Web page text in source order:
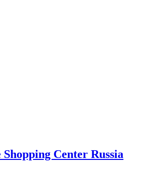
Center Russia